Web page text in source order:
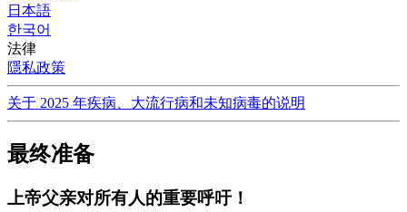
日本語
한국어
法律
隱私政策
关于 2025 年疾病、大流行病和未知病毒的说明
最终准备
上帝父亲对所有人的重要呼吁！